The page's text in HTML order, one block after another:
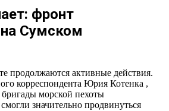
фронт
Сумском
продолжаются активные действия.
корреспондента Юрия Котенка ,
морской пехоты
значительно продвинуться